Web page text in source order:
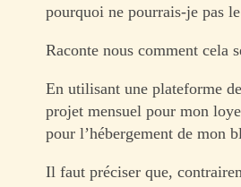
pourquoi ne pourrais-je pas
Raconte nous comment cela
En utilisant une plateforme
projet mensuel pour mon
pour l’hébergement de mon
Il faut préciser que,